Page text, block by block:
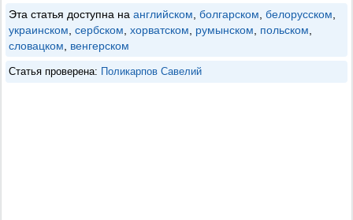
Эта статья доступна на английском болгарском белорусском
украинском сербском хорватском румынском польском
словацком
венгерском
Статья проверена: Поликарпов Савелий